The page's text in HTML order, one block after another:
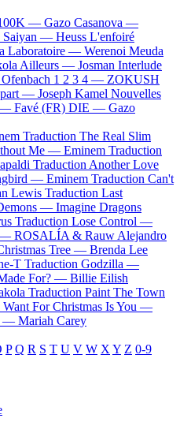
— Gazo Casanova —
Saiyan — Heuss L'enfoiré
Laboratoire — Werenoi Meuda
Ailleurs — Josman Interlude
Ofenbach 1 2 3 4 — ZOKUSH
part — Joseph Kamel Nouvelles
— Favé (FR) DIE — Gazo
Traduction The Real Slim
Me — Eminem Traduction
Traduction Another Love
— Eminem Traduction Can't
Lewis Traduction Last
— Imagine Dragons
Traduction Lose Control —
— ROSALÍA & Rauw Alejandro
Tree — Brenda Lee
T Traduction Godzilla —
For? — Billie Eilish
Traduction Paint The Town
For Christmas Is You —
— Mariah Carey
P Q R S T U V W X Y Z 0-9